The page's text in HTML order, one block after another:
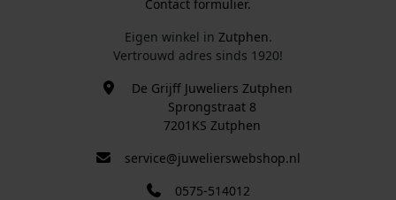
Contact formulier.
Eigen winkel in Zutphen.
Vertrouwd adres sinds 1920!
De Grijff Juweliers Zutphen
Sprongstraat 8
7201KS Zutphen
service@juwelierswebshop.nl
0575-514012